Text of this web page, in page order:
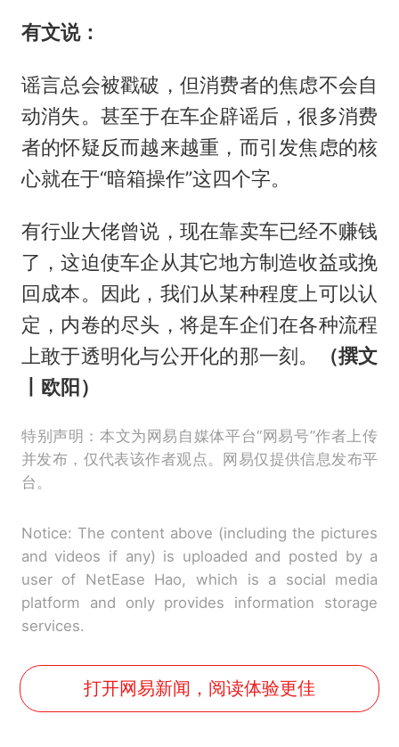
有文说：
谣言总会被戳破，但消费者的焦虑不会自
动消失。甚至于在车企辟谣后，很多消费
者的怀疑反而越来越重，而引发焦虑的核
心就在于“暗箱操作”这四个字。
有行业大佬曾说，现在靠卖车已经不赚钱
了，这迫使车企从其它地方制造收益或挽
回成本。因此，我们从某种程度上可以认
定，内卷的尽头，将是车企们在各种流程
上敢于透明化与公开化的那一刻。
（撰文
丨欧阳）
特别声明：本文为网易自媒体平台“网易号”作者上传
并发布，仅代表该作者观点。网易仅提供信息发布平
台。
Notice: The content above (including the pictures
and videos if any) is uploaded and posted by a
user of NetEase Hao, which is a social media
platform and only provides information storage
services.
打开网易新闻，阅读体验更佳